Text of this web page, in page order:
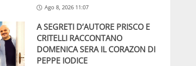
Ago 8, 2026 11:07
A SEGRETI D’AUTORE PRISCO E
CRITELLI RACCONTANO
DOMENICA SERA IL CORAZON DI
PEPPE IODICE